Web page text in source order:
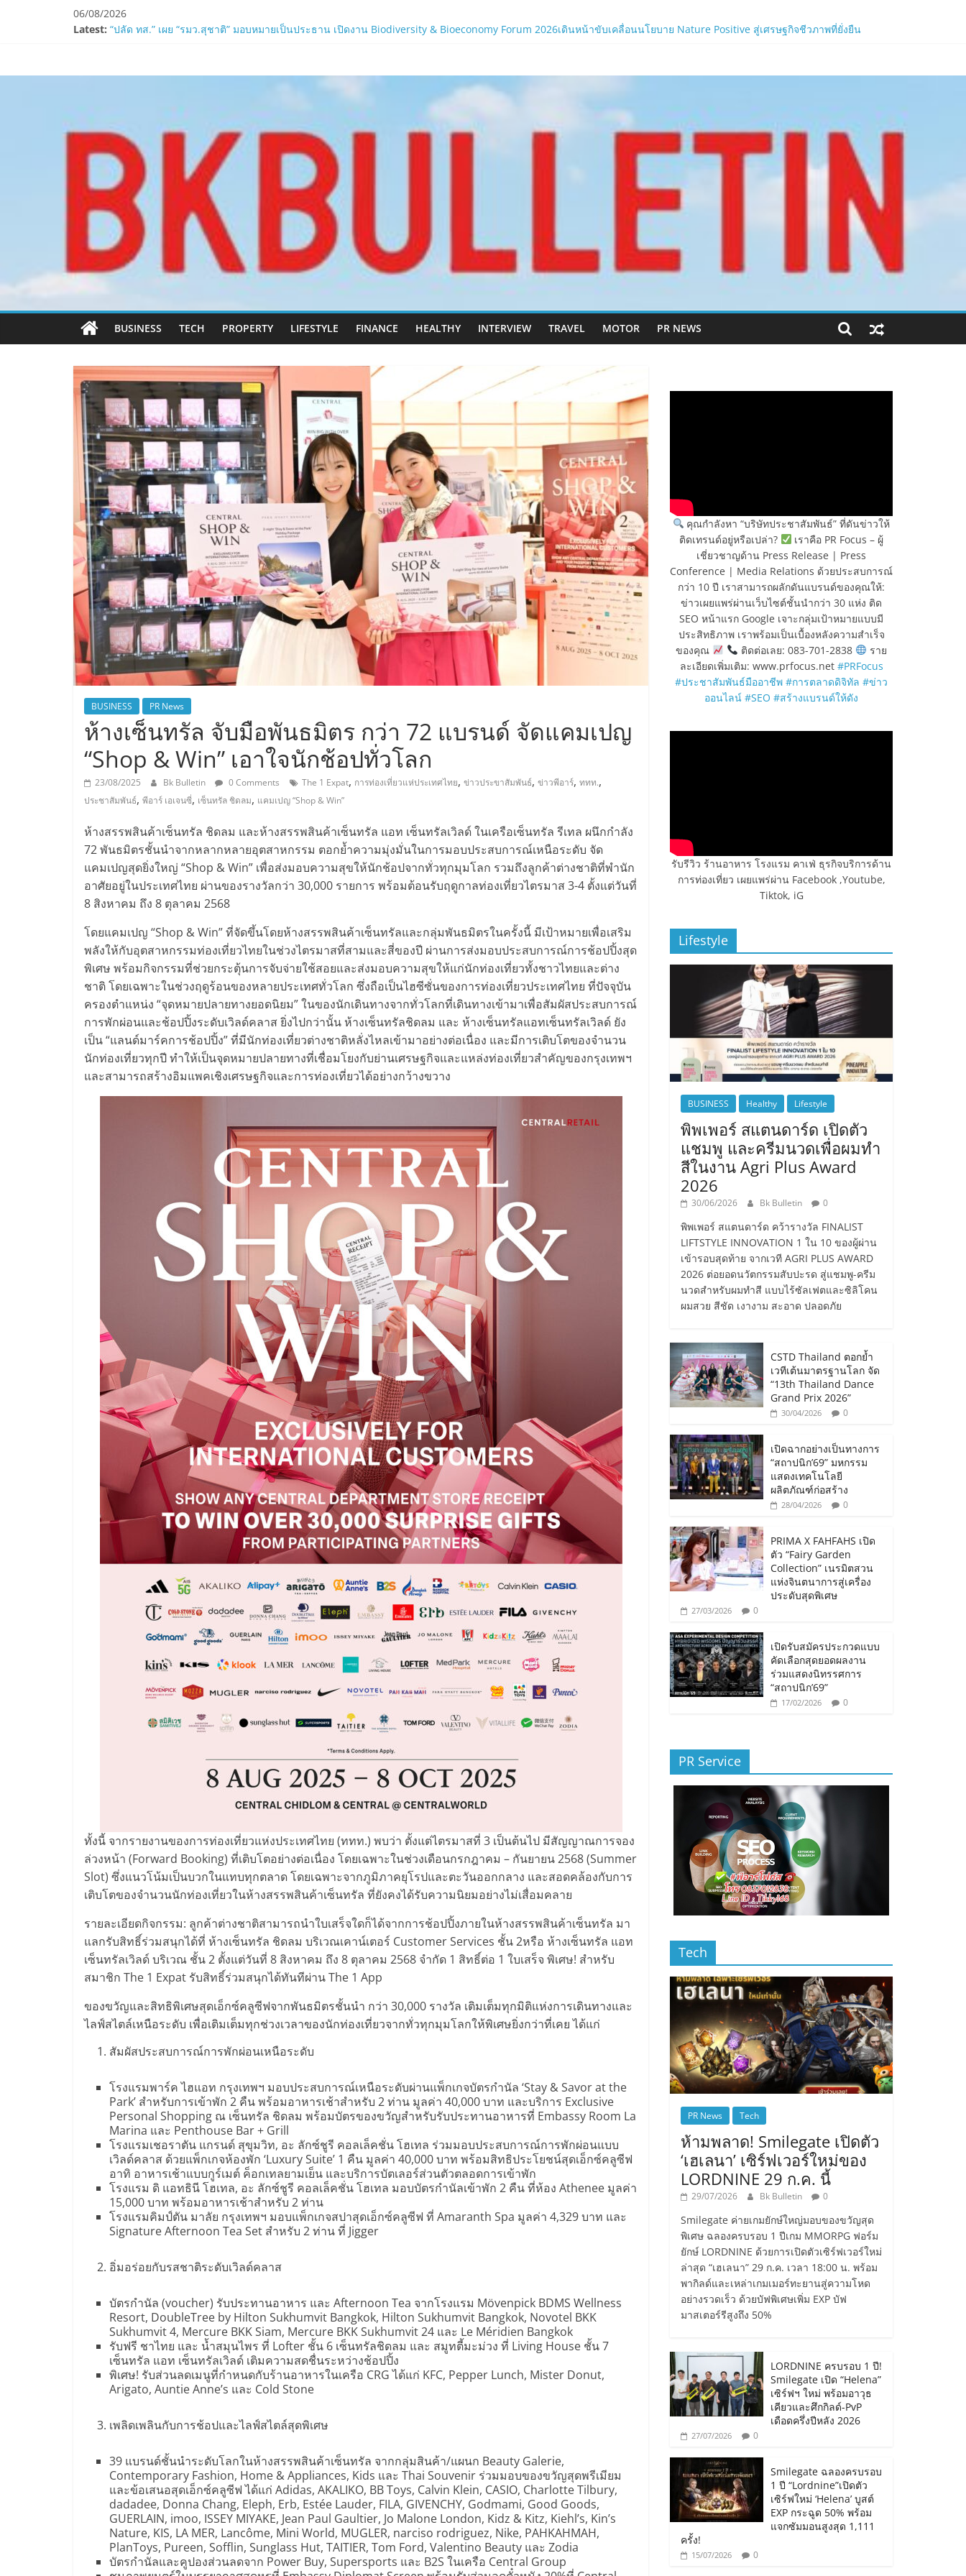
06/08/2026
Latest: ZTE จับมือ AIS อัปเกรด Backbone Networkสำหรับภาครัฐและองค์กรธุรกิจ มุ่งเสริมรากฐานเศรษฐกิจดิจิทัลให้แกร่งยิ่งขึ้น
LORDNINE ครบรอบ 1 ปี! Smilegate เปิด “Helena” เซิร์ฟฯ ใหม่ พร้อมอาวุธเคียวและศึกกิลด์-PvP เดือดครึ่งปีหลัง 2026
Smilegate ฉลองครบรอบ 1 ปี “Lordnine”เปิดตัวเซิร์ฟใหม่ ‘Helena’ บูสต์ EXP กระฉูด 50% พร้อมแจกซัมมอนสูงสุด 1,111 ครั้ง!
www.bkbulletin.com
ข่าว
ครบ
ด้าน
BUSINESS TECH PROPERTY LIFESTYLE FINANCE HEALTHY INTERVIEW TRAVEL MOTOR PR NEWS
BUSINESS PR News
ห้างเซ็นทรัล จับมือพันธมิตร กว่า 72 แบรนด์ จัดแคมเปญ
“Shop & Win” เอาใจนักช้อปทั่วโลก
23/08/2025 Bk Bulletin 0 Comments The 1 Expat, การท่องเที่ยวแห่ประเทศไทย, ข่าวประขาสัมพันธ์, ข่าวพีอาร์, ททท.,
ประชาสัมพันธ์, พีอาร์ เอเจนซี่, เซ็นทรัล ชิดลม, แคมเปญ “Shop & Win”
ห้างสรรพสินค้าเซ็นทรัล ชิดลม และห้างสรรพสินค้าเซ็นทรัล แอท เซ็นทรัลเวิลด์ ในเครือเซ็นทรัล รีเทล ผนึกกำลัง
72 พันธมิตรชั้นนำจากหลากหลายอุตสาหกรรม ตอกย้ำความมุ่งมั่นในการมอบประสบการณ์เหนือระดับ จัด
แคมเปญสุดยิ่งใหญ่ “Shop & Win” เพื่อส่งมอบความสุขให้นักช้อปจากทั่วทุกมุมโลก รวมถึงลูกค้าต่างชาติที่พำนัก
อาศัยอยู่ในประเทศไทย ผ่านของรางวัลกว่า 30,000 รายการ พร้อมต้อนรับฤดูกาลท่องเที่ยวไตรมาส 3-4 ตั้งแต่วันที่
8 สิงหาคม ถึง 8 ตุลาคม 2568
โดยแคมเปญ “Shop & Win” ที่จัดขึ้นโดยห้างสรรพสินค้าเซ็นทรัลและกลุ่มพันธมิตรในครั้งนี้ มีเป้าหมายเพื่อเสริม
พลังให้กับอุตสาหกรรมท่องเที่ยวไทยในช่วงไตรมาสที่สามและสี่ของปี ผ่านการส่งมอบประสบการณ์การช้อปปิ้งสุด
พิเศษ พร้อมกิจกรรมที่ช่วยกระตุ้นการจับจ่ายใช้สอยและส่งมอบความสุขให้แก่นักท่องเที่ยวทั้งชาวไทยและต่าง
ชาติ โดยเฉพาะในช่วงฤดูร้อนของหลายประเทศทั่วโลก ซึ่งถือเป็นไฮซีซั่นของการท่องเที่ยวประเทศไทย ที่ปัจจุบัน
ครองตำแหน่ง “จุดหมายปลายทางยอดนิยม” ในของนักเดินทางจากทั่วโลกที่เดินทางเข้ามาเพื่อสัมผัสประสบการณ์
การพักผ่อนและช้อปปิ้งระดับเวิลด์คลาส ยิ่งไปกว่านั้น ห้างเซ็นทรัลชิดลม และ ห้างเซ็นทรัลแอทเซ็นทรัลเวิลด์ ยัง
เป็น “แลนด์มาร์คการช้อปปิ้ง” ที่มีนักท่องเที่ยวต่างชาติหลั่งไหลเข้ามาอย่างต่อเนื่อง และมีการเติบโตของจำนวน
นักท่องเที่ยวทุกปี ทำให้เป็นจุดหมายปลายทางที่เชื่อมโยงกับย่านเศรษฐกิจและแหล่งท่องเที่ยวสำคัญของกรุงเทพฯ
และสามารถสร้างอิมแพคเชิงเศรษฐกิจและการท่องเที่ยวได้อย่างกว้างขวาง
ทั้งนี้ จากรายงานของการท่องเที่ยวแห่งประเทศไทย (ททท.) พบว่า ตั้งแต่ไตรมาสที่ 3 เป็นต้นไป มีสัญญาณการจอง
ล่วงหน้า (Forward Booking) ที่เติบโตอย่างต่อเนื่อง โดยเฉพาะในช่วงเดือนกรกฎาคม – กันยายน 2568 (Summer
Slot) ซึ่งแนวโน้มเป็นบวกในแทบทุกตลาด โดยเฉพาะจากภูมิภาคยุโรปและตะวันออกกลาง และสอดคล้องกับการ
เติบโตของจำนวนนักท่องเที่ยวในห้างสรรพสินค้าเซ็นทรัล ที่ยังคงได้รับความนิยมอย่างไม่เสื่อมคลาย
รายละเอียดกิจกรรม: ลูกค้าต่างชาติสามารถนำใบเสร็จใดก็ได้จากการช้อปปิ้งภายในห้างสรรพสินค้าเซ็นทรัล มา
แลกรับสิทธิ์ร่วมสนุกได้ที่ ห้างเซ็นทรัล ชิดลม บริเวณเคาน์เตอร์ Customer Services ชั้น 2หรือ ห้างเซ็นทรัล แอท
เซ็นทรัลเวิลด์ บริเวณ ชั้น 2 ตั้งแต่วันที่ 8 สิงหาคม ถึง 8 ตุลาคม 2568 จำกัด 1 สิทธิ์ต่อ 1 ใบเสร็จ พิเศษ! สำหรับ
สมาชิก The 1 Expat รับสิทธิ์ร่วมสนุกได้ทันทีผ่าน The 1 App
ของขวัญและสิทธิพิเศษสุดเอ็กซ์คลูซีฟจากพันธมิตรชั้นนำ กว่า 30,000 รางวัล เติมเต็มทุกมิติแห่งการเดินทางและ
ไลฟ์สไตล์เหนือระดับ เพื่อเติมเต็มทุกช่วงเวลาของนักท่องเที่ยวจากทั่วทุกมุมโลกให้พิเศษยิ่งกว่าที่เคย ได้แก่
สัมผัสประสบการณ์การพักผ่อนเหนือระดับ
โรงแรมพาร์ค ไฮแอท กรุงเทพฯ มอบประสบการณ์เหนือระดับผ่านแพ็กเกจบัตรกำนัล ‘Stay & Savor at the
Park’ สำหรับการเข้าพัก 2 คืน พร้อมอาหารเช้าสำหรับ 2 ท่าน มูลค่า 40,000 บาท และบริการ Exclusive
Personal Shopping ณ เซ็นทรัล ชิดลม พร้อมบัตรของขวัญสำหรับรับประทานอาหารที่ Embassy Room La
Marina และ Penthouse Bar + Grill
โรงแรมเชอราตัน แกรนด์ สุขุมวิท, อะ ลักซ์ชูรี คอลเล็คชั่น โฮเทล ร่วมมอบประสบการณ์การพักผ่อนแบบ
เวิลด์คลาส ด้วยแพ็กเกจห้องพัก ‘Luxury Suite’ 1 คืน มูลค่า 40,000 บาท พร้อมสิทธิประโยชน์สุดเอ็กซ์คลูซีฟ
อาทิ อาหารเช้าแบบกูร์เมต์ ค็อกเทลยามเย็น และบริการบัตเลอร์ส่วนตัวตลอดการเข้าพัก
โรงแรม ดิ แอทธินี โฮเทล, อะ ลักซ์ชูรี คอลเล็คชั่น โฮเทล มอบบัตรกำนัลเข้าพัก 2 คืน ที่ห้อง Athenee มูลค่า
15,000 บาท พร้อมอาหารเช้าสำหรับ 2 ท่าน
โรงแรมคิมป์ตัน มาลัย กรุงเทพฯ มอบแพ็กเกจสปาสุดเอ็กซ์คลูซีฟ ที่ Amaranth Spa มูลค่า 4,329 บาท และ
Signature Afternoon Tea Set สำหรับ 2 ท่าน ที่ Jigger
อิ่มอร่อยกับรสชาติระดับเวิลด์คลาส
บัตรกำนัล (voucher) รับประทานอาหาร และ Afternoon Tea จากโรงแรม Mövenpick BDMS Wellness
Resort, DoubleTree by Hilton Sukhumvit Bangkok, Hilton Sukhumvit Bangkok, Novotel BKK
Sukhumvit 4, Mercure BKK Siam, Mercure BKK Sukhumvit 24 และ Le Méridien Bangkok
รับฟรี ชาไทย และ น้ำสมุนไพร ที่ Lofter ชั้น 6 เซ็นทรัลชิดลม และ สมูทตี้มะม่วง ที่ Living House ชั้น 7
เซ็นทรัล แอท เซ็นทรัลเวิลด์ เติมความสดชื่นระหว่างช้อปปิ้ง
พิเศษ! รับส่วนลดเมนูที่กำหนดกับร้านอาหารในเครือ CRG ได้แก่ KFC, Pepper Lunch, Mister Donut,
Arigato, Auntie Anne’s และ Cold Stone
เพลิดเพลินกับการช้อปและไลฟ์สไตล์สุดพิเศษ
39 แบรนด์ชั้นนำระดับโลกในห้างสรรพสินค้าเซ็นทรัล จากกลุ่มสินค้า/แผนก Beauty Galerie,
Contemporary Fashion, Home & Appliances, Kids และ Thai Souvenir ร่วมมอบของขวัญสุดพรีเมียม
และข้อเสนอสุดเอ็กซ์คลูซีฟ ได้แก่ Adidas, AKALIKO, BB Toys, Calvin Klein, CASIO, Charlotte Tilbury,
dadadee, Donna Chang, Eleph, Erb, Estée Lauder, FILA, GIVENCHY, Godmami, Good Goods,
GUERLAIN, imoo, ISSEY MIYAKE, Jean Paul Gaultier, Jo Malone London, Kidz & Kitz, Kiehl’s, Kin’s
Nature, KIS, LA MER, Lancôme, Mini World, MUGLER, narciso rodriguez, Nike, PAHKAHMAH,
PlanToys, Pureen, Sofflin, Sunglass Hut, TAITIER, Tom Ford, Valentino Beauty และ Zodia
บัตรกำนัลและคูปองส่วนลดจาก Power Buy, Supersports และ B2S ในเครือ Central Group
คุณกำลังหา “บริษัทประชาสัมพันธ์” ที่ดันข่าวให้
ติดเทรนด์อยู่หรือเปล่า?
เราคือ PR Focus – ผู้
เชี่ยวชาญด้าน Press Release | Press
Conference | Media Relations ด้วยประสบการณ์
กว่า 10 ปี เราสามารถผลักดันแบรนด์ของคุณให้:
ข่าวเผยแพร่ผ่านเว็บไซต์ชั้นนำกว่า 30 แห่ง ติด
SEO หน้าแรก Google เจาะกลุ่มเป้าหมายแบบมี
ประสิทธิภาพ เราพร้อมเป็นเบื้องหลังความสำเร็จ
ของคุณ
ติดต่อเลย: 083-701-2838
ราย
ละเอียดเพิ่มเติม: www.prfocus.net #PRFocus
#ประชาสัมพันธ์มืออาชีพ #การตลาดดิจิทัล #ข่าว
ออนไลน์ #SEO #สร้างแบรนด์ให้ดัง
รับรีวิว ร้านอาหาร โรงแรม คาเฟ่ ธุรกิจบริการด้าน
การท่องเที่ยว เผยแพร่ผ่าน Facebook ,Youtube,
Tiktok, iG
Lifestyle
BUSINESS Healthy Lifestyle
พิพเพอร์ สแตนดาร์ด เปิดตัว
แชมพู และครีมนวดเพื่อผมทำ
สีในงาน Agri Plus Award
2026
30/06/2026 Bk Bulletin 0
พิพเพอร์ สแตนดาร์ด คว้ารางวัล FINALIST
LIFTSTYLE INNOVATION 1 ใน 10 ของผู้ผ่าน
เข้ารอบสุดท้าย จากเวที AGRI PLUS AWARD
2026 ต่อยอดนวัตกรรมสับปะรด สู่แชมพู-ครีม
นวดสำหรับผมทำสี แบบไร้ซัลเฟตและซิลิโคน
ผมสวย สีชัด เงางาม สะอาด ปลอดภัย
CSTD Thailand ตอกย้ำ
เวทีเต้นมาตรฐานโลก จัด
“13th Thailand Dance
Grand Prix 2026”
30/04/2026 0
เปิดฉากอย่างเป็นทางการ
“สถาปนิก’69” มหกรรม
แสดงเทคโนโลยี
ผลิตภัณฑ์ก่อสร้าง
28/04/2026 0
PRIMA X FAHFAHS เปิด
ตัว “Fairy Garden
Collection” เนรมิตสวน
แห่งจินตนาการสู่เครื่อง
ประดับสุดพิเศษ
27/03/2026 0
เปิดรับสมัครประกวดแบบ
คัดเลือกสุดยอดผลงาน
ร่วมแสดงนิทรรศการ
“สถาปนิก’69”
17/02/2026 0
PR Service
Tech
PR News Tech
ห้ามพลาด! Smilegate เปิดตัว
‘เฮเลนา’ เซิร์ฟเวอร์ใหม่ของ
LORDNINE 29 ก.ค. นี้
29/07/2026 Bk Bulletin 0
Smilegate ค่ายเกมยักษ์ใหญ่มอบของขวัญสุด
พิเศษ ฉลองครบรอบ 1 ปีเกม MMORPG ฟอร์ม
ยักษ์ LORDNINE ด้วยการเปิดตัวเซิร์ฟเวอร์ใหม่
ล่าสุด “เฮเลนา” 29 ก.ค. เวลา 18:00 น. พร้อม
พากิลด์และเหล่าเกมเมอร์ทะยานสู่ความโหด
อย่างรวดเร็ว ด้วยบัฟพิเศษเพิ่ม EXP บัฟ
มาสเตอร์รีสูงถึง 50%
LORDNINE ครบรอบ 1 ปี!
Smilegate เปิด “Helena”
เซิร์ฟฯ ใหม่ พร้อมอาวุธ
เคียวและศึกกิลด์-PvP
เดือดครึ่งปีหลัง 2026
27/07/2026 0
Smilegate ฉลองครบรอบ
1 ปี “Lordnine”เปิดตัว
เซิร์ฟใหม่ ‘Helena’ บูสต์
EXP กระฉูด 50% พร้อม
แจกซัมมอนสูงสุด 1,111
ครั้ง!
15/07/2026 0